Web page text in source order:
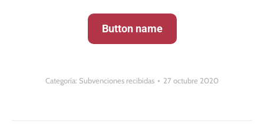
Button name
Categoría: Subvenciones recibidas 27 octubre 2020